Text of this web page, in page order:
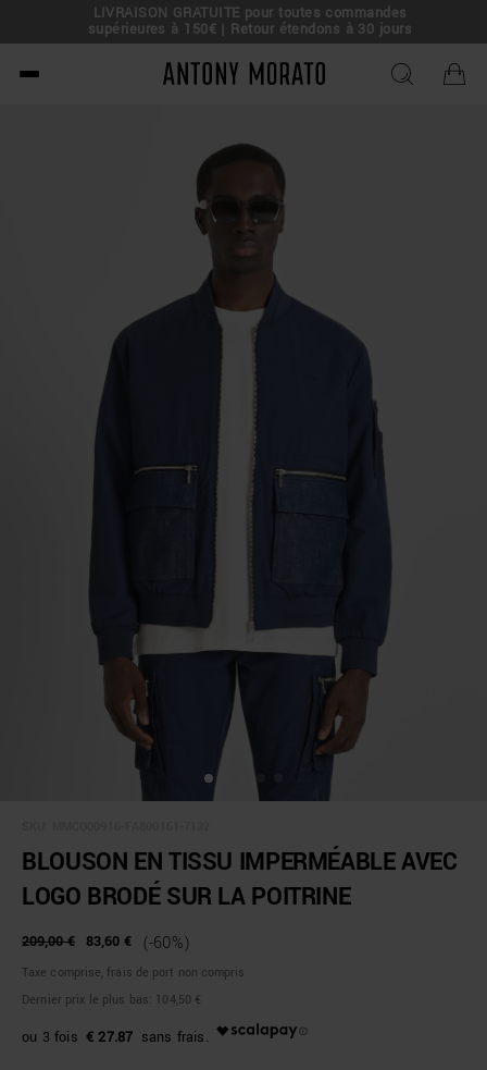
LIVRAISON GRATUITE pour toutes commandes
supérieures à 150€ | Retour étendons à 30 jours
Antony Morato - Official
BLOUSON EN TISSU IMPERMÉABLE AVEC
LOGO BRODÉ SUR LA POITRINE
209,00 € 83,60 € (-60%)
Taxe comprise, frais de port non compris
Dernier prix le plus bas: 104,50 €
€ 27.87